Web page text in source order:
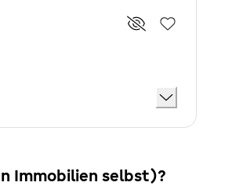
Immobilien selbst)?